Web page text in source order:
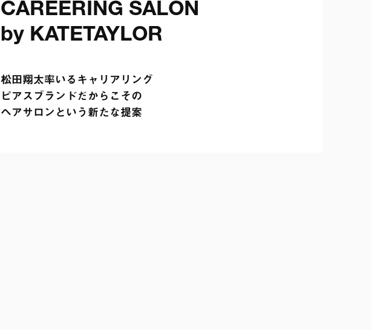
CAREERING SALON
松田翔太率いるキャリアリング
ピアスブランドだからこその
ヘアサロンという新たな提案